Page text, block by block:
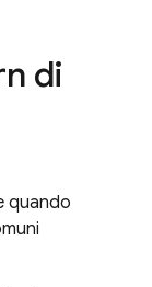
di
quando